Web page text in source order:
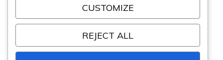
Site de WordPress-FRCUSTOMIZE
REJECT ALL